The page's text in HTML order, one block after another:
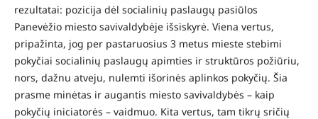
rezultatai: pozicija dėl socialinių paslaugų pasiūlos
Panevėžio miesto savivaldybėje išsiskyrė. Viena vertus,
pripažinta, jog per pastaruosius 3 metus mieste stebimi
pokyčiai socialinių paslaugų apimties ir struktūros požiūriu,
nors, dažnu atveju, nulemti išorinės aplinkos pokyčių. Šia
prasme minėtas ir augantis miesto savivaldybės – kaip
pokyčių iniciatorės – vaidmuo. Kita vertus, tam tikrų sričių